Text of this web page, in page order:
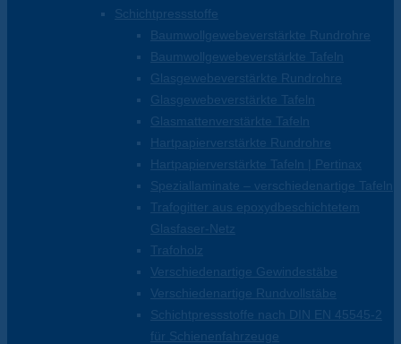
Schichtpressstoffe
Baumwollgewebeverstärkte Rundrohre
Baumwollgewebeverstärkte Tafeln
Glasgewebeverstärkte Rundrohre
Glasgewebeverstärkte Tafeln
Glasmattenverstärkte Tafeln
Hartpapierverstärkte Rundrohre
Hartpapierverstärkte Tafeln | Pertinax
Speziallaminate – verschiedenartige Tafeln
Trafogitter aus epoxydbeschichtetem
Glasfaser-Netz
Trafoholz
Verschiedenartige Gewindestäbe
Verschiedenartige Rundvollstäbe
Schichtpressstoffe nach DIN EN 45545-2
für Schienenfahrzeuge